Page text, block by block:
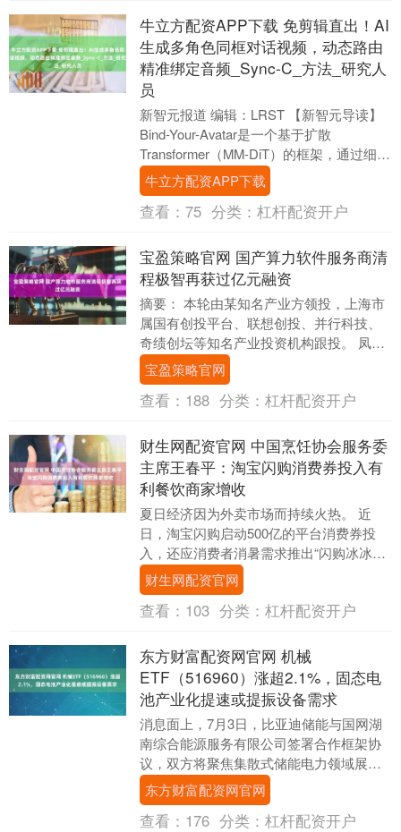
牛立方配资APP下载 免剪辑直出！AI
生成多角色同框对话视频，动态路由
精准绑定音频_Sync-C_方法_研究人
员
新智元报道 编辑：LRST 【新智元导读】
Bind-Your-Avatar是一个基于扩散
Transformer（MM-DiT）的框架，通过细粒
度嵌入路由将语音与....
牛立方配资APP下载
查看： 75 分类： 杠杆配资开户
宝盈策略官网 国产算力软件服务商清
程极智再获过亿元融资
摘要： 本轮由某知名产业方领投，上海市
属国有创投平台、联想创投、并行科技、
奇绩创坛等知名产业投资机构跟投。 凤凰
网科技独家获悉，智能算力系统软件服务
商清程极智近....
宝盈策略官网
查看： 188 分类： 杠杆配资开户
财生网配资官网 中国烹饪协会服务委
主席王春平：淘宝闪购消费券投入有
利餐饮商家增收
夏日经济因为外卖市场而持续火热。 近
日，淘宝闪购启动500亿的平台消费券投
入，还应消费者消暑需求推出“闪购冰冰
节”，各类冰品、降温神器热销，掀起了一
波夏日消费高....
财生网配资官网
查看： 103 分类： 杠杆配资开户
东方财富配资网官网 机械
ETF（516960）涨超2.1%，固态电
池产业化提速或提振设备需求
消息面上，7月3日，比亚迪储能与国网湖
南综合能源服务有限公司签署合作框架协
议，双方将聚焦集散式储能电力领域展开
合作。7月4日，安徽安瓦新能源全球首条
GWh级新型....
东方财富配资网官网
查看： 176 分类： 杠杆配资开户